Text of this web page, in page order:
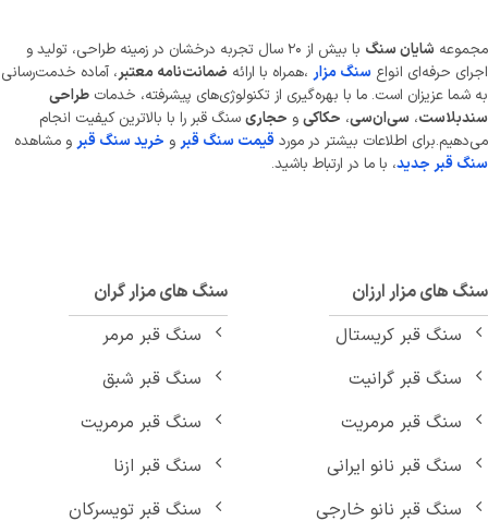
شایان سنگ
با بیش از ۲۰ سال تجربه درخشان در زمینه طراحی، تولید و
حرفه‌ای انواعسنگ مزار،همراه با ارائهضمانت‌نامه معتبر، آماده خدمت‌رسانی
عزیزان است. ما با بهره‌گیری از تکنولوژی‌های پیشرفته، خدماتطراحی
،سی‌ان‌سی،حکاکیوحجاریسنگ قبر را با بالاترین کیفیت انجام
اطلاعات بیشتر در موردقیمت سنگ قبرو خرید سنگ قبرو مشاهده
قبر جدید، با ما در ارتباط باشید.
های مزار ارزان
سنگ قبر کریستال
سنگ قبر گرانیت
سنگ قبر مرمریت
سنگ قبر نانو ایرانی
سنگ قبر نانو خارجی
سنگ های مزار گران
سنگ قبر مرمر
سنگ قبر شبق
سنگ قبر مرمریت
سنگ قبر ازنا
سنگ قبر تویسرکان